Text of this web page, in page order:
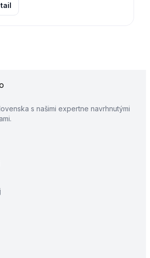
s našimi expertne navrhnutými